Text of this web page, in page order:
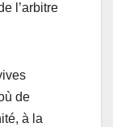
l’arbitre
de
à la